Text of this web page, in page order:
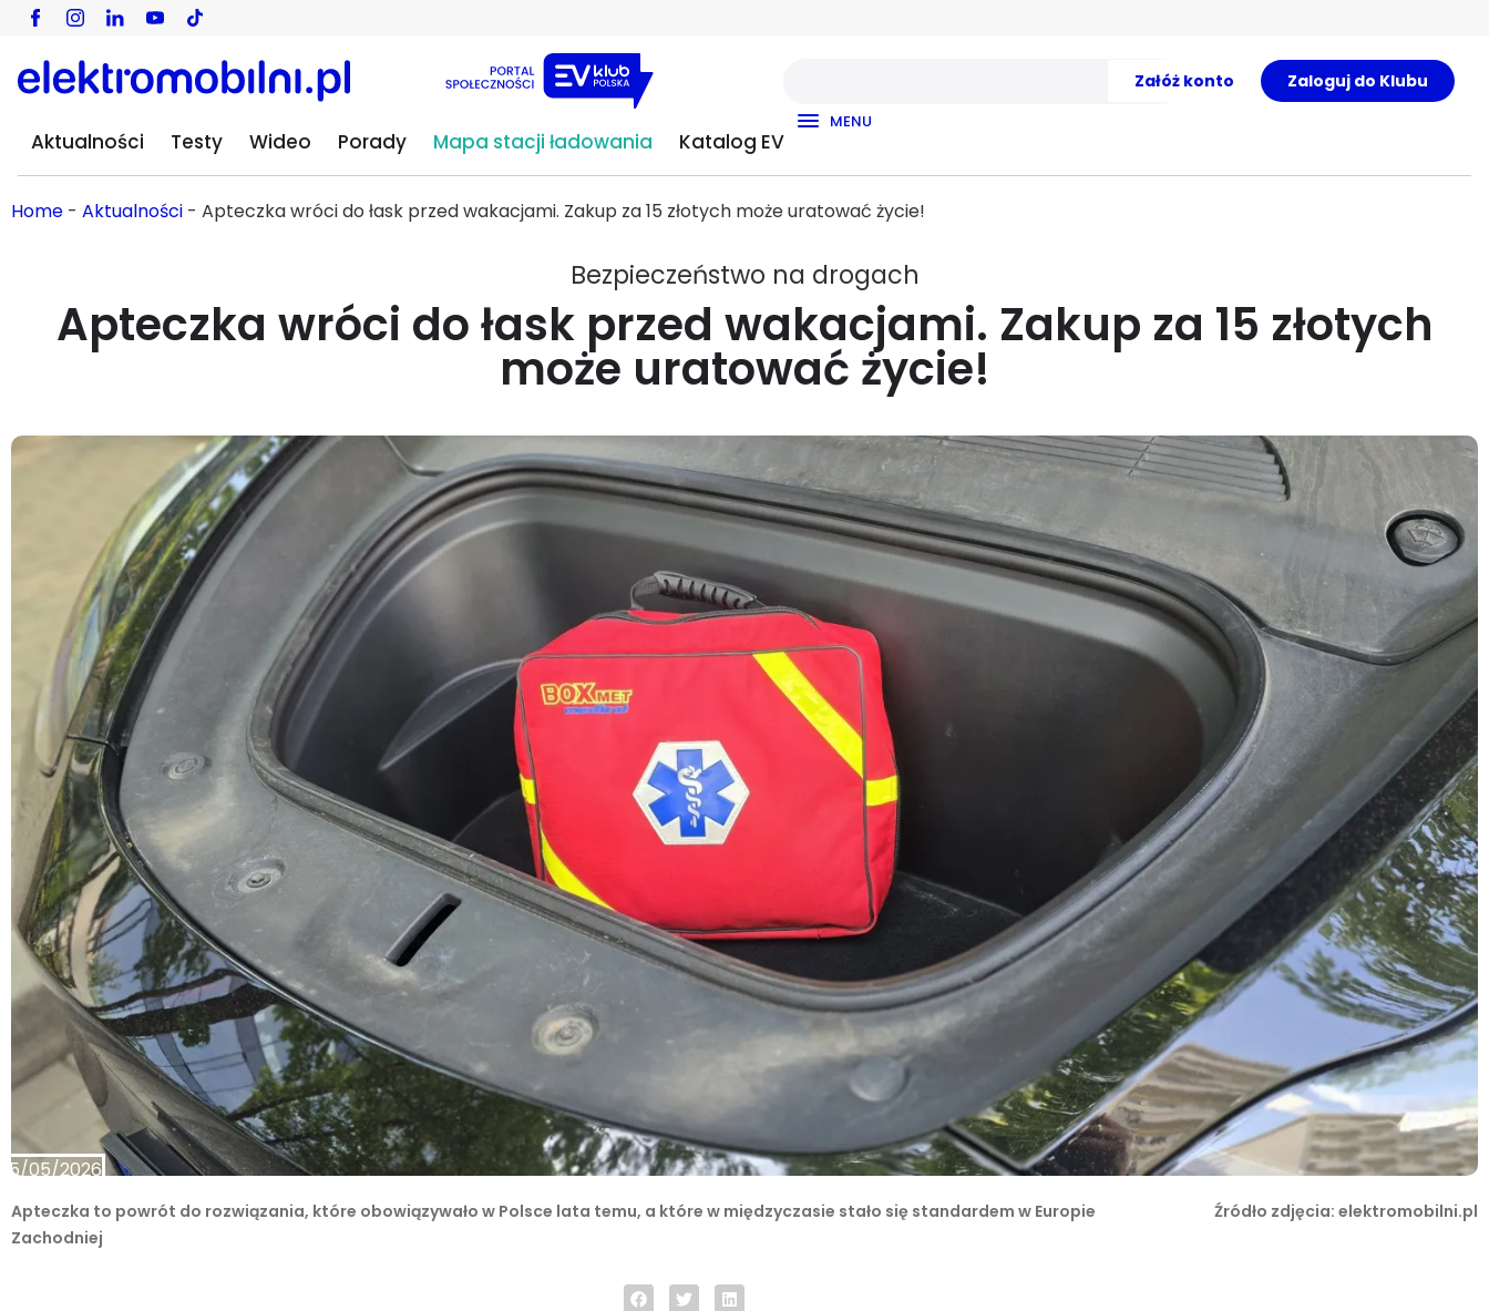
Załóż konto Zaloguj do Klubu
Aktualności Testy Wideo Porady Mapa stacji ładowania Katalog EV
MENU
Home - Aktualności - Apteczka wróci do łask przed wakacjami. Zakup za 15 złotych może uratować życie!
Bezpieczeństwo na drogach
Apteczka wróci do łask przed wakacjami. Zakup za 15 złotych
może uratować życie!
15/05/2026
Apteczka to powrót do rozwiązania, które obowiązywało w Polsce lata temu, a które w międzyczasie stało się standardem w Europie
Zachodniej
Źródło zdjęcia: elektromobilni.pl